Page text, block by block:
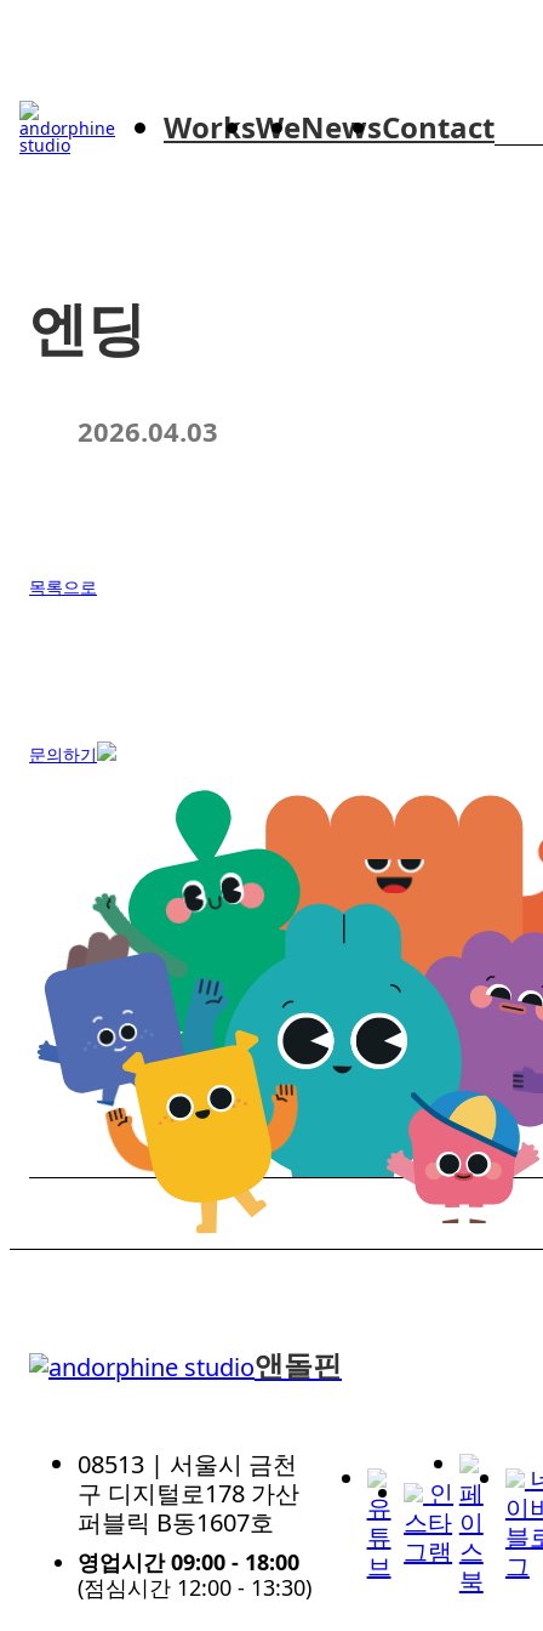
WorksWeNewsContact색:
엔딩
2026.04.03
목록으로
문의하기
앤돌핀
08513 | 서울시 금천
구 디지털로178 가산
퍼블릭 B동1607호
영업시간 09:00 - 18:00
(점심시간 12:00 - 13:30)
유
튜
브
인
스타
그램
페
이
스
북
이
블
그